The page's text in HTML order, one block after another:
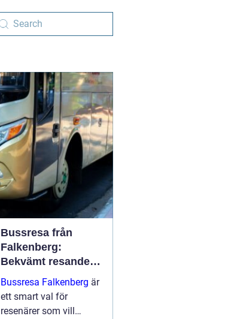
Bussresa från
Falkenberg:
Bekvämt resande
och upplevelser
längs vägen
Bussresa Falkenberg är
ett smart val för
resenärer som vill